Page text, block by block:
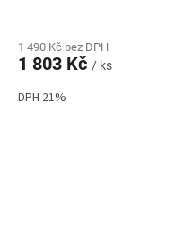
produktu
je
z
5
1 490 Kč bez DPH
1 803 Kč / ks
DPH 21%